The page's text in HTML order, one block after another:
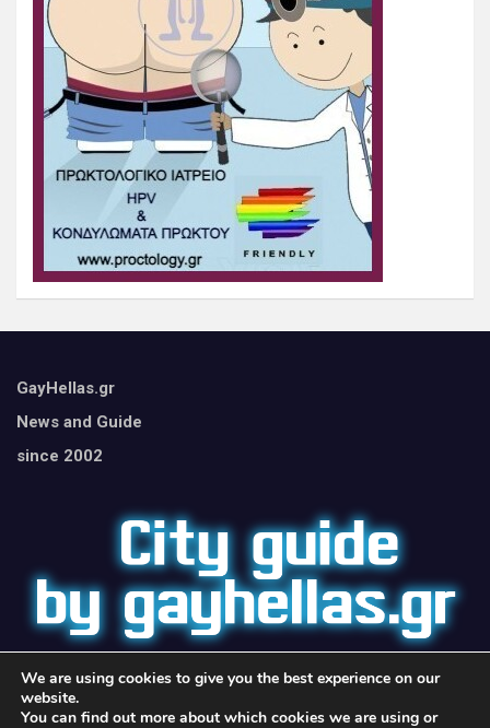
GayHellas.gr
News and Guide
since 2002
We are using cookies to give you the best experience on our
website.
You can find out more about which cookies we are using or